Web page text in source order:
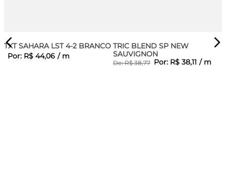
TXT SAHARA LST 4-2 BRANCO
Por: R$ 44,06 / m
TRIC BLEND SP NEW
SAUVIGNON
De:R$ 38,77 Por: R$ 38,11 / m